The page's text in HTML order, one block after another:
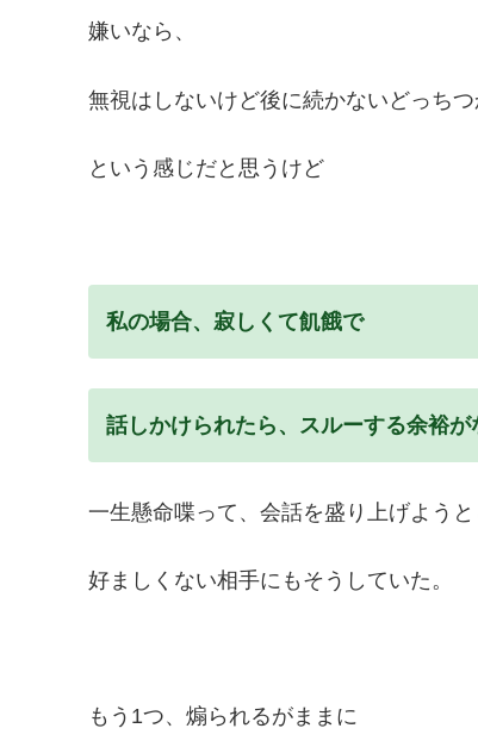
嫌いなら、
無視はしないけど後に続かないどっちつ
という感じだと思うけど
私の場合、寂しくて飢餓で
話しかけられたら、スルーする余裕が
一生懸命喋って、会話を盛り上げようと
好ましくない相手にもそうしていた。
もう1つ、煽られるがままに